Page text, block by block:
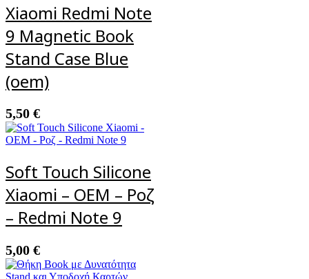
Xiaomi Redmi Note
9 Magnetic Book
Stand Case Blue
(oem)
5,50 €
Soft Touch Silicone
Xiaomi – OEM – Ροζ
– Redmi Note 9
5,00 €